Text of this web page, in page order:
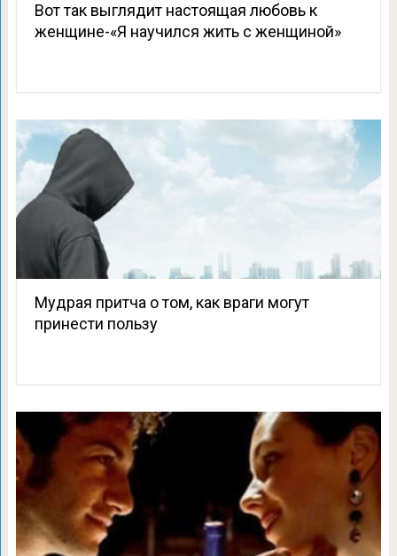
Вот так выглядит настоящая любовь к
женщине-«Я научился жить с женщиной»
Мудрая притча о том, как враги могут
принести пользу